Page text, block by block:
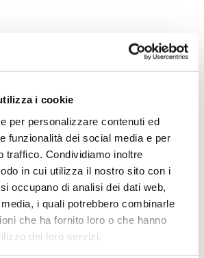
i cookie
per personalizzare contenuti ed
funzionalità dei social media e per
traffico. Condividiamo inoltre
in cui utilizza il nostro sito con i
occupano di analisi dei dati web,
i quali potrebbero combinarle
che ha fornito loro o che hanno
dei loro servizi.